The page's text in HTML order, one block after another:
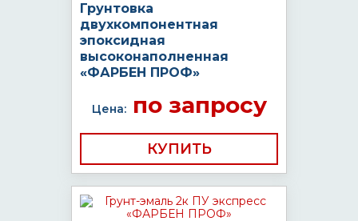
Грунтовка
двухкомпонентная
эпоксидная
высоконаполненная
«ФАРБЕН ПРОФ»
Цена:по запросу
КУПИТЬ